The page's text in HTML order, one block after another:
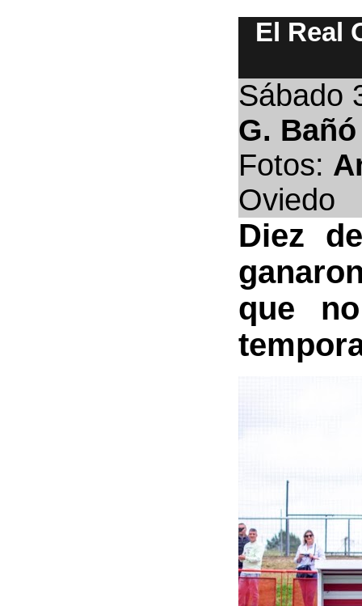
El Real
Sábado
G. Bañó
Fotos:
Oviedo
Diez
que